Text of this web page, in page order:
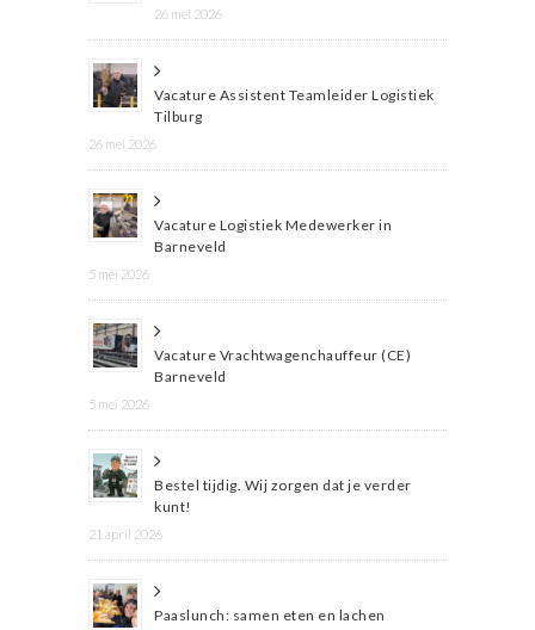
26 mei 2026
Vacature Assistent Teamleider Logistiek
Tilburg
26 mei 2026
Vacature Logistiek Medewerker in
Barneveld
5 mei 2026
Vacature Vrachtwagenchauffeur (CE)
Barneveld
5 mei 2026
Bestel tijdig. Wij zorgen dat je verder
kunt!
21 april 2026
Paaslunch: samen eten en lachen